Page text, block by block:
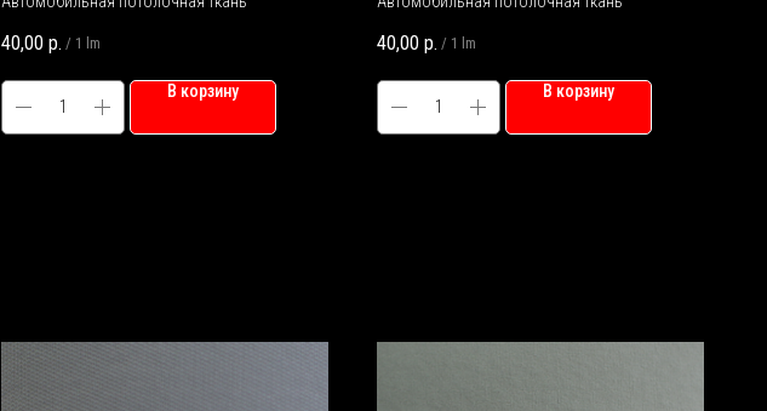
40,00 р. / 1 lm
В корзину
40,00 р. / 1 lm
В корзину